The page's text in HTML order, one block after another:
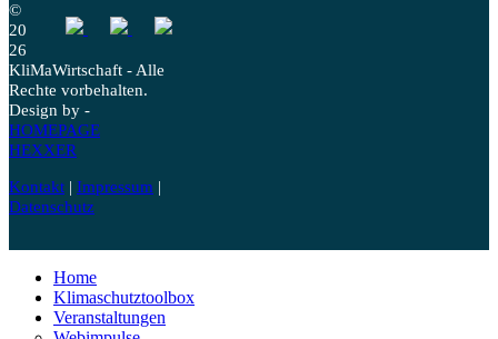
©
20
26
KliMaWirtschaft - Alle
Rechte vorbehalten.
Design by -
HOMEPAGE
HEXXER
Kontakt | Impressum |
Datenschutz
Home
Klimaschutztoolbox
Veranstaltungen